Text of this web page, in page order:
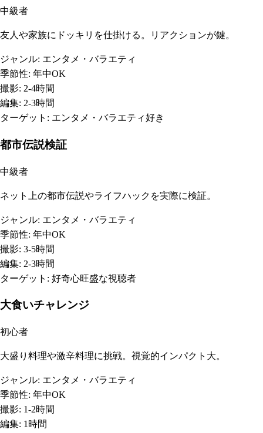
中級者
友人や家族にドッキリを仕掛ける。リアクションが鍵。
ジャンル: エンタメ・バラエティ
季節性: 年中OK
撮影: 2-4時間
編集: 2-3時間
ターゲット: エンタメ・バラエティ好き
都市伝説検証
中級者
ネット上の都市伝説やライフハックを実際に検証。
ジャンル: エンタメ・バラエティ
季節性: 年中OK
撮影: 3-5時間
編集: 2-3時間
ターゲット: 好奇心旺盛な視聴者
大食いチャレンジ
初心者
大盛り料理や激辛料理に挑戦。視覚的インパクト大。
ジャンル: エンタメ・バラエティ
季節性: 年中OK
撮影: 1-2時間
編集: 1時間